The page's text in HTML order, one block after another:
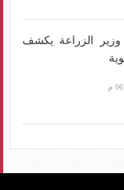
الزراعة يكشف